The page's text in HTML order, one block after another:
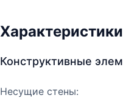
Характеристики
Конструктивные
Несущие стены: